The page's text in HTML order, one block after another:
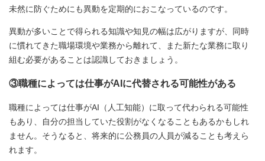
未然に防ぐためにも異動を定期的におこなっているのです。
異動が多いことで得られる知識や知見の幅は広がりますが、同時
に慣れてきた職場環境や業務から離れて、また新たな業務に取り
組む必要があることは認識しておきましょう。
③職種によっては仕事がAIに代替される可能性がある
職種によっては仕事がAI（人工知能）に取って代わられる可能性
もあり、自分の担当していた役割がなくなることもあるかもしれ
ません。そうなると、将来的に公務員の人員が減ることも考えら
れます。